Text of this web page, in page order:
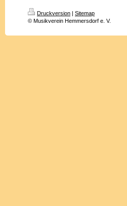
Druckversion | Sitemap
© Musikverein Hemmersdorf e. V.